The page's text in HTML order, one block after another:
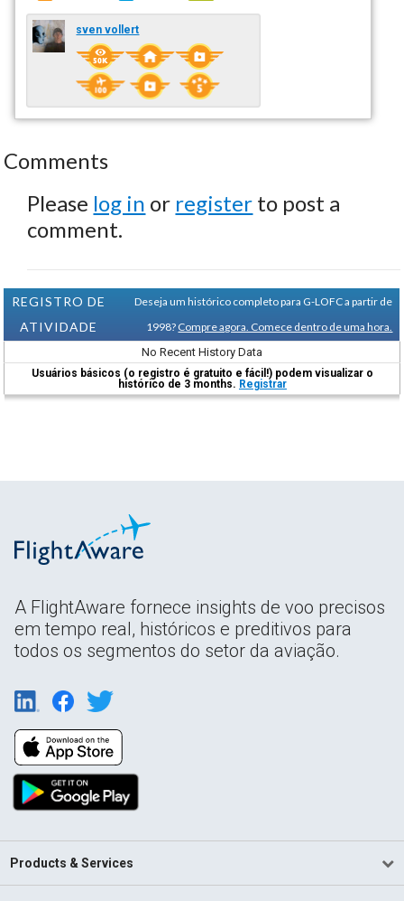
sven vollert
Comments
Please log in or register to post a
comment.
REGISTRO DE
ATIVIDADE
Deseja um histórico completo para G-LOFC a partir de
1998? Compre agora. Comece dentro de uma hora.
No Recent History Data
Usuários básicos (o registro é gratuito e fácil!) podem visualizar o
histórico de 3 months. Registrar
A FlightAware fornece insights de voo precisos
em tempo real, históricos e preditivos para
todos os segmentos do setor da aviação.
Products & Services